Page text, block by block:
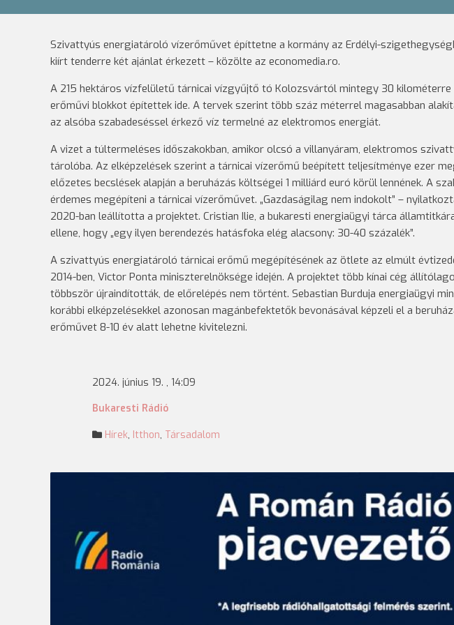
Szivattyús energiatároló vízerőművet építtetne a kormány az Erdélyi-
kiírt tenderre két ajánlat érkezett – közölte az economedia.ro.
A 215 hektáros vízfelületű tárnicai vízgyűjtő tó Kolozsvártól mintegy 30
erőművi blokkot építettek ide. A tervek szerint több száz méterrel magasabban
az alsóba szabadeséssel érkező víz termelné az elektromos energiát.
A vizet a túltermeléses időszakokban, amikor olcsó a villanyáram, elektromos
tárolóba. Az elképzelések szerint a tárnicai vízerőmű beépített teljesítménye ezer
előzetes becslések alapján a beruházás költségei 1 milliárd euró körül lennének. A
érdemes megépíteni a tárnicai vízerőművet. „Gazdaságilag nem indokolt” –
2020-ban leállította a projektet. Cristian Ilie, a bukaresti energiaügyi tárca
ellene, hogy „egy ilyen berendezés hatásfoka elég alacsony: 30-40 százalék”.
A szivattyús energiatároló tárnicai erőmű megépítésének az ötlete az elmúlt
2014-ben, Victor Ponta miniszterelnöksége idején. A projektet több kínai cég
többször újraindították, de előrelépés nem történt. Sebastian Burduja energiaügyi
korábbi elképzelésekkel azonosan magánbefektetők bevonásával képzeli el a
erőművet 8-10 év alatt lehetne kivitelezni.
2024. június 19. , 14:09
Bukaresti Rádió
Hírek, Itthon, Társadalom